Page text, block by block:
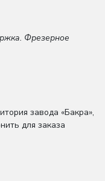
Фрезерное
завода «Бакра»,
для заказа